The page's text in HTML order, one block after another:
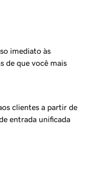
imediato às
de que você mais
clientes a partir de
entrada unificada